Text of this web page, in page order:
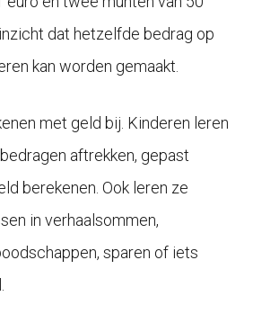
dat hetzelfde bedrag op
kan worden gemaakt.
met geld bij. Kinderen leren
aftrekken, gepast
berekenen. Ook leren ze
in verhaalsommen,
sparen of iets